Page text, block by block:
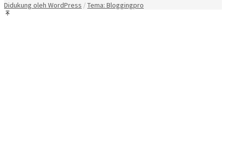
Didukung oleh WordPress /Tema: Bloggingpro